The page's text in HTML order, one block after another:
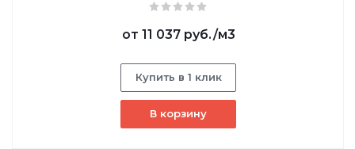
от 11 037 руб./м3
Купить в 1 клик
В корзину